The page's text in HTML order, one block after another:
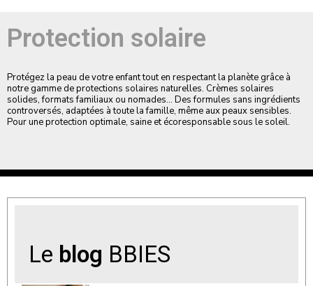
Protection solaire
Protégez la peau de votre enfant tout en respectant la planète grâce à
notre gamme de protections solaires naturelles. Crèmes solaires
solides, formats familiaux ou nomades… Des formules sans ingrédients
controversés, adaptées à toute la famille, même aux peaux sensibles.
Pour une protection optimale, saine et écoresponsable sous le soleil.
Le blog BBIES